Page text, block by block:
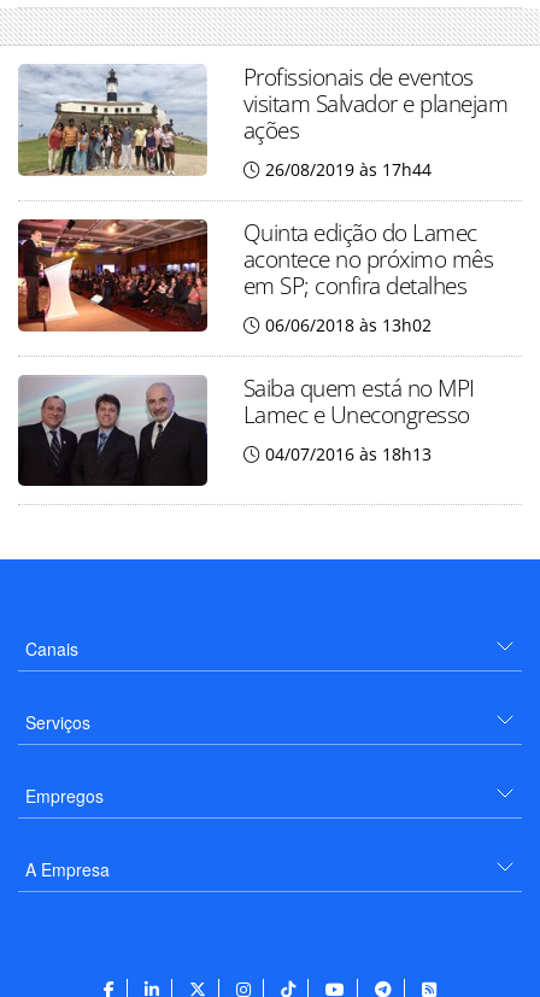
Profissionais de eventos
visitam Salvador e planejam
ações
26/08/2019 às 17h44
Quinta edição do Lamec
acontece no próximo mês
em SP; confira detalhes
06/06/2018 às 13h02
Saiba quem está no MPI
Lamec e Unecongresso
04/07/2016 às 18h13
Canais
Serviços
Empregos
A Empresa